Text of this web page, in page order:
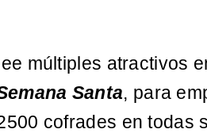
múltiples atractivos
Santa, para
cofrades en todas